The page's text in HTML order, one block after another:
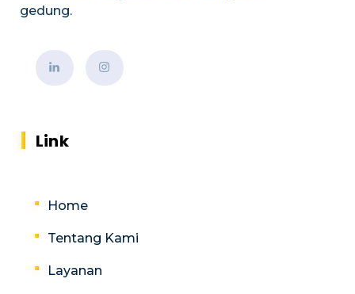
gedung.
Link
Home
Tentang Kami
Layanan